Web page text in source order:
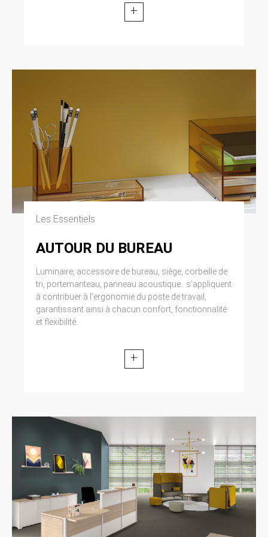
+
Les Essentiels
AUTOUR DU BUREAU
Luminaire, accessoire de bureau, siège, corbeille de
tri, portemanteau, panneau acoustique...s’appliquent
à contribuer à l’ergonomie du poste de travail,
garantissant ainsi à chacun confort, fonctionnalité
et flexibilité.
+
modifiée par la loi n° 2004-801 du 6 août 2004
relative à l’informatique, aux fichiers et aux
11. LEXIQUE.
le site susnommé. Informations personnelles :
« les informations qui permettent, sous quelque
forme que ce soit, directement ou non,
l’identification des personnes physiques
auxquelles elles s’appliquent » (article 4 de la
loi n° 78-17 du 6 janvier 1978).